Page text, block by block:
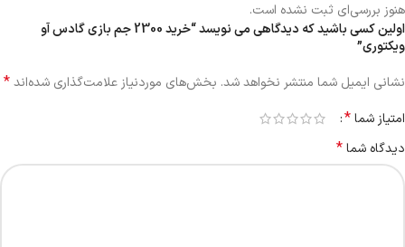
هنوز بررسی‌ای ثبت نشده است.
اولین کسی باشید که دیدگاهی می نویسد “خرید 2300 جم بازی گادس آو
ویکتوری”
نشانی ایمیل شما منتشر نخواهد شد. بخش‌های موردنیاز علامت‌گذاری شده‌اند*
امتیاز شما*
دیدگاه شما*